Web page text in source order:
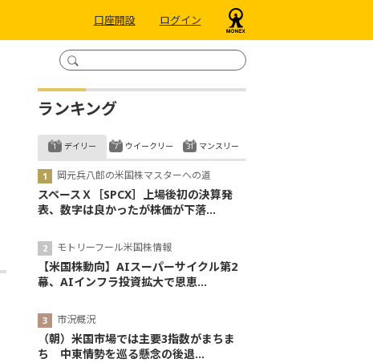
口座開設 ログイン
ランキング
デイリー
岡元兵八郎の米国株マスターへの道
スペースＸ［SPCX］上場後初の決算発
表、数字は良かったが株価が下落...
モトリーフール米国株情報
【米国株動向】AIスーパーサイクル第2
幕、AIインフラ投資拡大で恩恵...
市況概況
（朝）米国市場では主要3指数がまちま
ち 中東情勢を巡る懸念の後退...
ウイークリー マンスリー